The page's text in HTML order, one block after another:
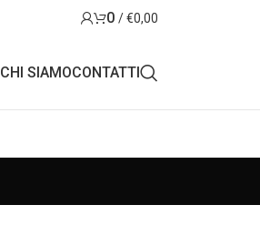
0 /€0,00
CHI SIAMOCONTATTI